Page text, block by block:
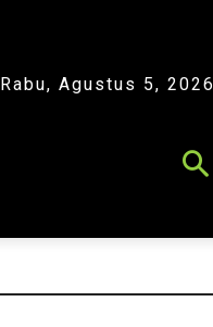
Rabu, Agustus 5, 2026